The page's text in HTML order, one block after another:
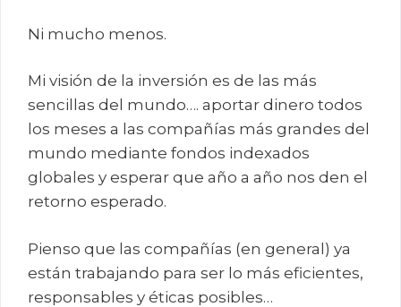
Ni mucho menos.
Mi visión de la inversión es de las más
sencillas del mundo…. aportar dinero todos
los meses a las compañías más grandes del
mundo mediante fondos indexados
globales y esperar que año a año nos den el
retorno esperado.
Pienso que las compañías (en general) ya
están trabajando para ser lo más eficientes,
responsables y éticas posibles…